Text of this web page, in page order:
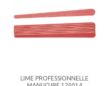
LIME PROFESSIONNELLE